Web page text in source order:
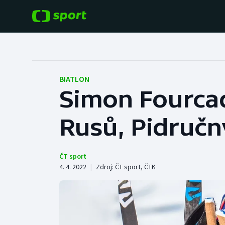
Hokej
Tenis
Cyklistika
Baseball a softbal
Basketbal
Boby a skeleton
Box
BIATLON
Simon
Rusů,
ČT sport
4. 4. 2022 | Zdroj: ČT sport, ČTK